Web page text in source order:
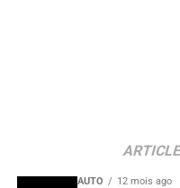
AUTO 12 mois ago